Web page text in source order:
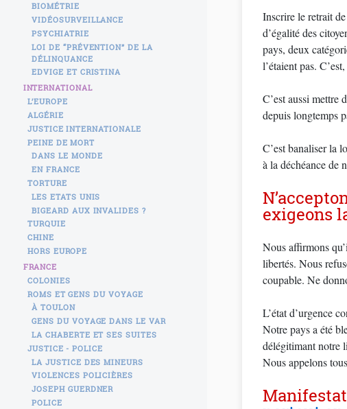
Inscrire le retrait
d’égalité des
pays, deux
l’étaient pas.
C’est aussi mettre
depuis longtemps
C’est banaliser la
à la déchéance de
exigeons
Nous affirmons
libertés. Nous
coupable. Ne
L’état d’urgence
Notre pays a été
délégitimant notre
Nous appelons
BIOMÉTRIE
VIDÉOSURVEILLANCE
PSYCHIATRIE
LOI DE “PRÉVENTION” DE LA
DÉLINQUANCE
EDVIGE ET CRISTINA
INTERNATIONAL
L’EUROPE
ALGÉRIE
JUSTICE INTERNATIONALE
PEINE DE MORT
DANS LE MONDE
EN FRANCE
TORTURE
LES ETATS UNIS
BIGEARD AUX INVALIDES ?
TURQUIE
CHINE
HORS EUROPE
FRANCE
COLONIES
ROMS ET GENS DU VOYAGE
À TOULON
GENS DU VOYAGE DANS LE VAR
LA CHABERTE ET SES SUITES
JUSTICE - POLICE
LA JUSTICE DES MINEURS
VIOLENCES POLICIÈRES
JOSEPH GUERDNER
POLICE